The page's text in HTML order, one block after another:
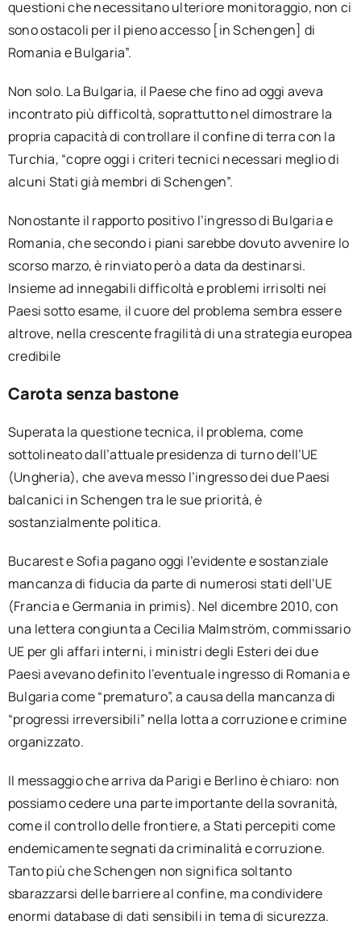
questioni che necessitano ulteriore monitoraggio, non ci
sono ostacoli per il pieno accesso [in Schengen] di
Romania e Bulgaria”.
Non solo. La Bulgaria, il Paese che fino ad oggi aveva
incontrato più difficoltà, soprattutto nel dimostrare la
propria capacità di controllare il confine di terra con la
Turchia, “copre oggi i criteri tecnici necessari meglio di
alcuni Stati già membri di Schengen”.
Nonostante il rapporto positivo l’ingresso di Bulgaria e
Romania, che secondo i piani sarebbe dovuto avvenire lo
scorso marzo, è rinviato però a data da destinarsi.
Insieme ad innegabili difficoltà e problemi irrisolti nei
Paesi sotto esame, il cuore del problema sembra essere
altrove, nella crescente fragilità di una strategia europea
credibile
Carota senza bastone
Superata la questione tecnica, il problema, come
sottolineato dall’attuale presidenza di turno dell’UE
(Ungheria), che aveva messo l’ingresso dei due Paesi
balcanici in Schengen tra le sue priorità, è
sostanzialmente politica.
Bucarest e Sofia pagano oggi l’evidente e sostanziale
mancanza di fiducia da parte di numerosi stati dell’UE
(Francia e Germania in primis). Nel dicembre 2010, con
una lettera congiunta a Cecilia Malmström, commissario
UE per gli affari interni, i ministri degli Esteri dei due
Paesi avevano definito l’eventuale ingresso di Romania e
Bulgaria come “prematuro”, a causa della mancanza di
“progressi irreversibili” nella lotta a corruzione e crimine
organizzato.
Il messaggio che arriva da Parigi e Berlino è chiaro: non
possiamo cedere una parte importante della sovranità,
come il controllo delle frontiere, a Stati percepiti come
endemicamente segnati da criminalità e corruzione.
Tanto più che Schengen non significa soltanto
sbarazzarsi delle barriere al confine, ma condividere
enormi database di dati sensibili in tema di sicurezza.